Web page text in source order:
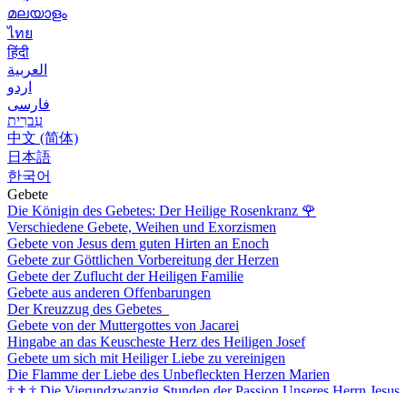
മലയാളം
ไทย
हिंदी
العربية
اردو
فارسی
עִברִית
中文 (简体)
日本語
한국어
Gebete
Die Königin des Gebetes: Der Heilige Rosenkranz 🌹
Verschiedene Gebete, Weihen und Exorzismen
Gebete von Jesus dem guten Hirten an Enoch
Gebete zur Göttlichen Vorbereitung der Herzen
Gebete der Zuflucht der Heiligen Familie
Gebete aus anderen Offenbarungen
Der Kreuzzug des Gebetes
Gebete von der Muttergottes von Jacarei
Hingabe an das Keuscheste Herz des Heiligen Josef
Gebete um sich mit Heiliger Liebe zu vereinigen
Die Flamme der Liebe des Unbefleckten Herzen Marien